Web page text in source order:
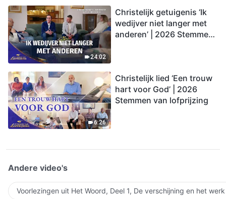
24:02
Christelijk getuigenis ‘Ik
wedijver niet langer met
anderen’ | 2026 Stemmen
6:26
Christelijk lied ‘Een trouw
hart voor God’ | 2026
Stemmen van lofprijzing
Andere video's
Voorlezingen uit Het Woord, Deel 1, De verschijning en het